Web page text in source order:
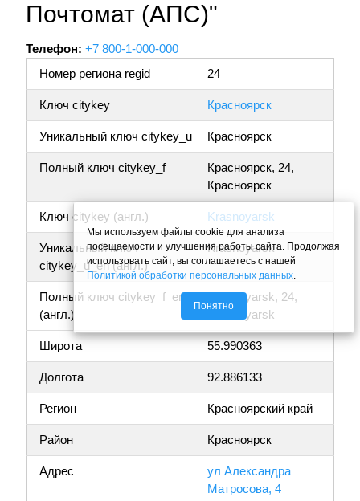
Почтомат (АПС)"
Телефон: +7 800-1-000-000
Номер региона regid
24
Ключ citykey Красноярск
Уникальный ключ citykey_u Красноярск
Полный ключ citykey_f
Красноярск, 24,
Красноярск
Ключ citykey (англ.) Krasnoyarsk
Уникальный ключ
citykey_u_en (англ.)
Krasnoyarsk
Полный ключ citykey_f_en
(англ.)
Krasnoyarsk, 24,
Krasnoyarsk
Широта 55.990363
Долгота 92.886133
Регион Красноярский край
Район Красноярск
Адрес
ул Александра
Матросова, 4
Мы используем файлы cookie для анализа
посещаемости и улучшения работы сайта. Продолжая
использовать сайт, вы соглашаетесь с нашей
Политикой обработки персональных данных.
Понятно